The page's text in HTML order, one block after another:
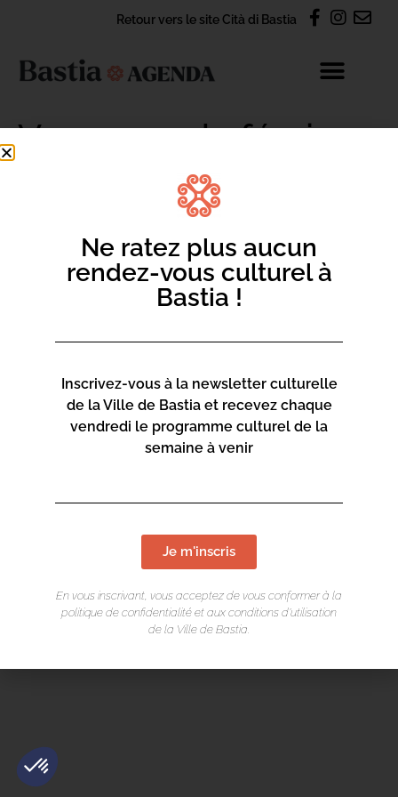
Retour vers le site Cità di Bastia
Vacances de février
CONTACT
Mentions légales/Cookie/ Réalisation Corsicaweb
Ne ratez plus aucun
rendez-vous culturel à
Bastia !
Inscrivez-vous à la newsletter culturelle
de la Ville de Bastia et recevez chaque
vendredi le programme culturel de la
semaine à venir
Je m'inscris
En vous inscrivant, vous acceptez de vous conformer à la
politique de confidentialité et aux conditions d’utilisation
de la Ville de Bastia.